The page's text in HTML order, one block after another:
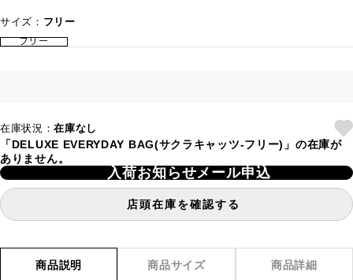
サイズ： フリー
フリー
在庫状況：在庫なし
「DELUXE EVERYDAY BAG(サクラキャッツ-フリー)」の在庫が
ありません。
入荷お知らせメール申込
店頭在庫を確認する
商品説明 商品サイズ 商品詳細